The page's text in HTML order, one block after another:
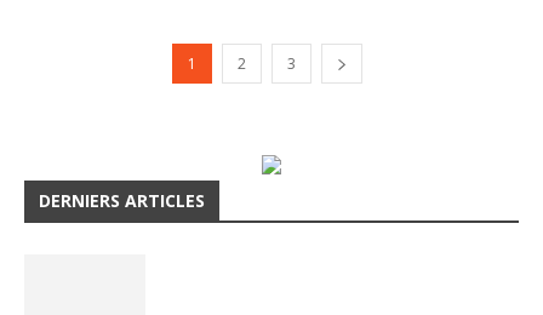
1 2 3
DERNIERS ARTICLES